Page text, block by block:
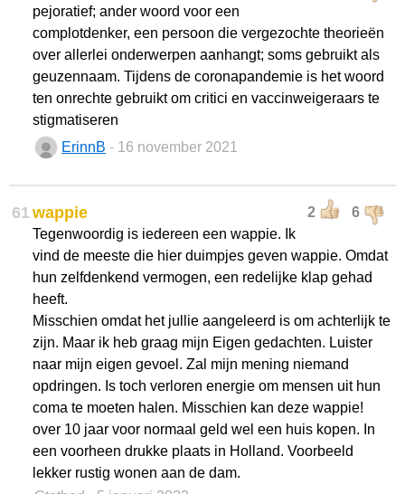
pejoratief; ander woord voor een
complotdenker, een persoon die vergezochte theorieën
over allerlei onderwerpen aanhangt; soms gebruikt als
geuzennaam. Tijdens de coronapandemie is het woord
ten onrechte gebruikt om critici en vaccinweigeraars te
stigmatiseren
ErinnB - 16 november 2021
61 2 6
wappie
Tegenwoordig is iedereen een wappie. Ik
vind de meeste die hier duimpjes geven wappie. Omdat
hun zelfdenkend vermogen, een redelijke klap gehad
heeft.
Misschien omdat het jullie aangeleerd is om achterlijk te
zijn. Maar ik heb graag mijn Eigen gedachten. Luister
naar mijn eigen gevoel. Zal mijn mening niemand
opdringen. Is toch verloren energie om mensen uit hun
coma te moeten halen. Misschien kan deze wappie!
over 10 jaar voor normaal geld wel een huis kopen. In
een voorheen drukke plaats in Holland. Voorbeeld
lekker rustig wonen aan de dam.